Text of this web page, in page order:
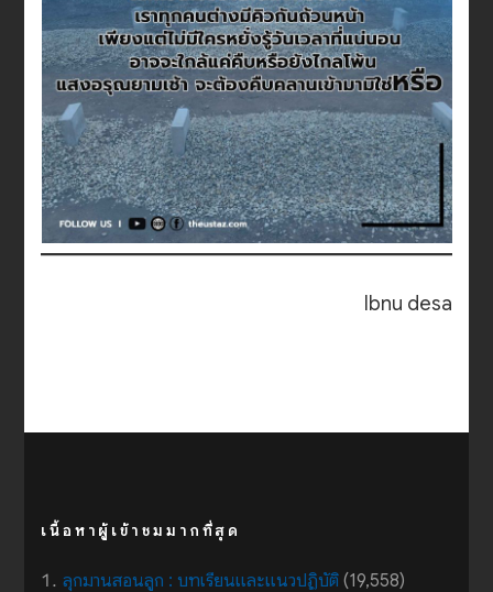
Ibnu desa
เนื้อหาผู้เข้าชมมากที่สุด
ลุกมานสอนลูก : บทเรียนและแนวปฏิบัติ (19,558)